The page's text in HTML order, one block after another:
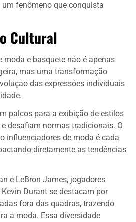
um fenômeno que conquista
Cultural
moda e basquete não é apenas
mas uma transformação
das expressões individuais
palcos para a exibição de estilos
desafiam normas tradicionais. O
influenciadores de moda é cada
diretamente as tendências
e LeBron James, jogadores
Durant se destacam por
fora das quadras, trazendo
a moda. Essa diversidade